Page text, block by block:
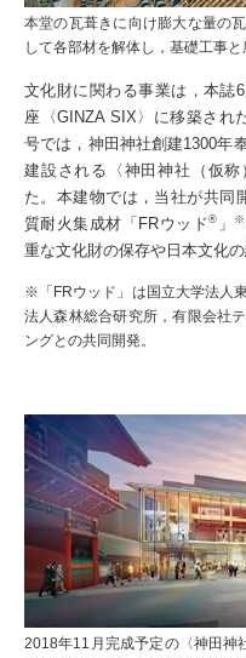
本堂の瓦葺きに向け膨大な量の
して各部材を解体し，基礎工事
文化財に関わる事業は，本誌
座〈GINZA SIX〉に移築され
号では，神田神社創建1300年
建設される〈神田神社（仮
た。本建物では，当社が共同
質耐火集成材「FRウッド® 」 ※
重な文化財の保存や日本文化の
※「FRウッド」は国立大学法人
法人森林総合研究所，有限会社
ングとの共同開発。
2018年11月完成予定の〈神田神